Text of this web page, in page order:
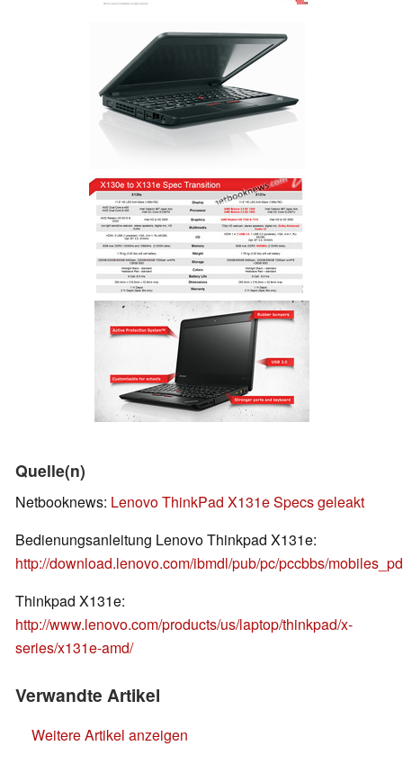
Quelle(n)
Netbooknews: Lenovo ThinkPad X131e Specs geleakt
Bedienungsanleitung Lenovo Thinkpad X131e:
http://download.lenovo.com/ibmdl/pub/pc/pccbbs/
Thinkpad X131e:
http://www.lenovo.com/products/us/laptop/thinkpad/x-
series/x131e-amd/
Verwandte Artikel
Weitere Artikel anzeigen